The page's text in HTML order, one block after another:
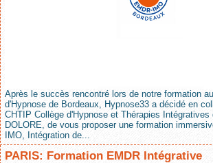
Après le succès rencontré lors de notre formation
d'Hypnose de Bordeaux, Hypnose33 a décidé en
CHTIP Collège d'Hypnose et Thérapies Intégratives
DOLORE, de vous proposer une formation
IMO, Intégration de...
PARIS: Formation EMDR Intégrative